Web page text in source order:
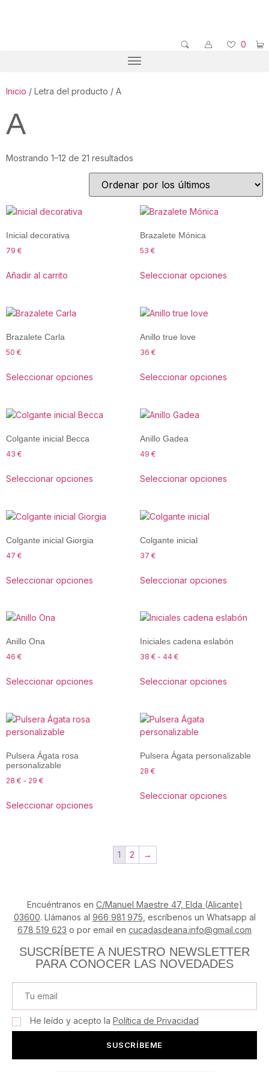
0
Inicio / Letra del producto / A
A
Mostrando 1–12 de 21 resultados
Inicial decorativa
79 €
Añadir al carrito
Brazalete Mónica
53 €
Seleccionar opciones
Brazalete Carla
50 €
Seleccionar opciones
Anillo true love
36 €
Seleccionar opciones
Colgante inicial Becca
43 €
Seleccionar opciones
Anillo Gadea
49 €
Seleccionar opciones
Colgante inicial Giorgia
47 €
Seleccionar opciones
Colgante inicial
37 €
Seleccionar opciones
Anillo Ona
46 €
Seleccionar opciones
Iniciales cadena eslabón
38 € - 44 €
Seleccionar opciones
Pulsera Ágata rosa
personalizable
28 € - 29 €
Seleccionar opciones
Pulsera Ágata personalizable
28 €
Seleccionar opciones
1 2 →
Encuéntranos en C/Manuel Maestre 47, Elda (Alicante)
03600. Llámanos al 966 981 975 , escríbenos un Whatsapp al
678 519 623 o por email en cucadasdeana.info@gmail.com
SUSCRÍBETE A NUESTRO NEWSLETTER
PARA CONOCER LAS NOVEDADES
He leído y acepto la Política de Privacidad
SUSCRÍBEME